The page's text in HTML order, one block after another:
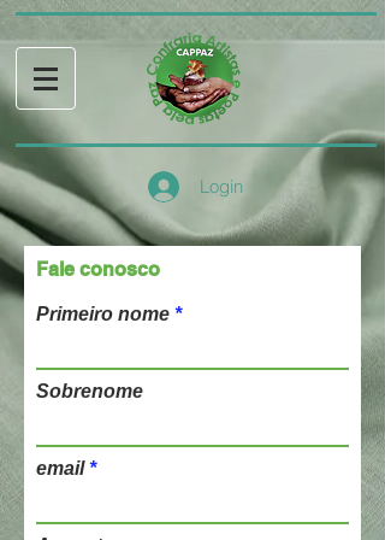
Login
Fale conosco
Primeiro nome
Sobrenome
email